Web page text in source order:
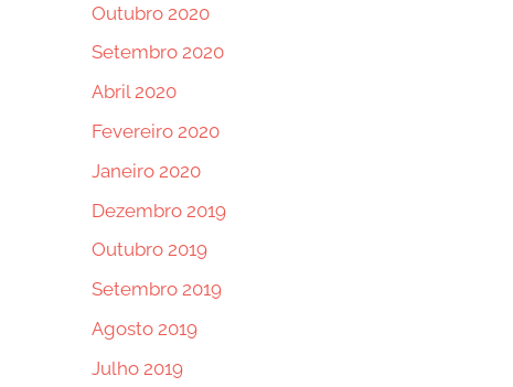
Outubro 2020
Setembro 2020
Abril 2020
Fevereiro 2020
Janeiro 2020
Dezembro 2019
Outubro 2019
Setembro 2019
Agosto 2019
Julho 2019